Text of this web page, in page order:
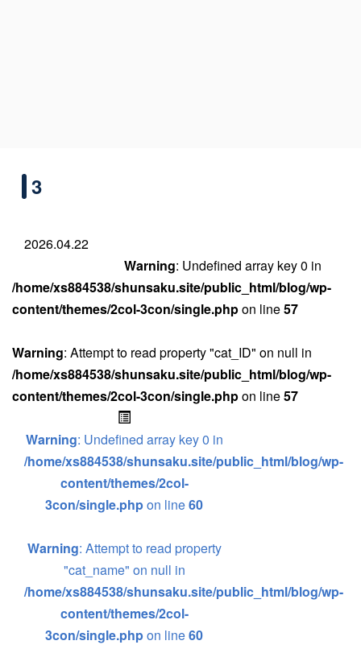
3
2026.04.22
Warning: Undefined array key 0 in
/home/xs884538/shunsaku.site/public_html/blog/wp-
content/themes/2col-3con/single.phpon line57
Warning: Attempt to read property "cat_ID" on null in
/home/xs884538/shunsaku.site/public_html/blog/wp-
content/themes/2col-3con/single.phpon line57
Warning: Undefined array key 0 in
/home/xs884538/shunsaku.site/public_html/blog/wp-
content/themes/2col-
3con/single.phpon line60
Warning: Attempt to read property
"cat_name" on null in
/home/xs884538/shunsaku.site/public_html/blog/wp-
content/themes/2col-
3con/single.phpon line60